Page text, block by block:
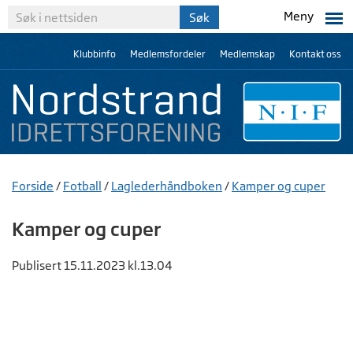
Meny
Klubbinfo Medlemsfordeler Medlemskap Kontakt oss
Forside / Fotball / Laglederhåndboken / Kamper og cuper
Kamper og cuper
Publisert 15.11.2023 kl.13.04